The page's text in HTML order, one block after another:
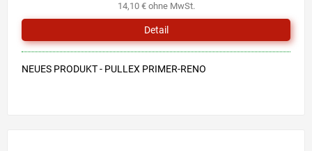
14,10 € ohne MwSt.
Detail
NEUES PRODUKT - PULLEX PRIMER-RENO